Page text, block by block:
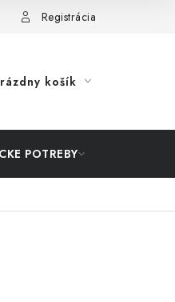
Registrácia
košík
POTREBY